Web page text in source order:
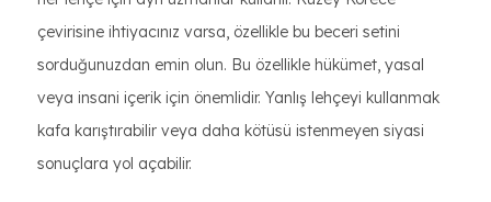
çevirisine ihtiyacınız varsa, özellikle bu beceri setini
sorduğunuzdan emin olun. Bu özellikle hükümet, yasal
veya insani içerik için önemlidir. Yanlış lehçeyi kullanmak
kafa karıştırabilir veya daha kötüsü istenmeyen siyasi
sonuçlara yol açabilir.